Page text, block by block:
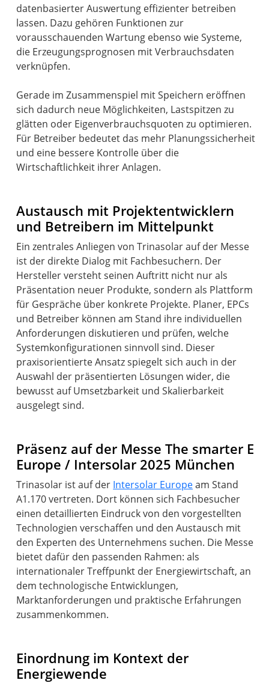
datenbasierter Auswertung effizienter betreiben
lassen. Dazu gehören Funktionen zur
vorausschauenden Wartung ebenso wie Systeme,
die Erzeugungsprognosen mit Verbrauchsdaten
verknüpfen.
Gerade im Zusammenspiel mit Speichern eröffnen
sich dadurch neue Möglichkeiten, Lastspitzen zu
glätten oder Eigenverbrauchsquoten zu optimieren.
Für Betreiber bedeutet das mehr Planungssicherheit
und eine bessere Kontrolle über die
Wirtschaftlichkeit ihrer Anlagen.
Austausch mit Projektentwicklern
und Betreibern im Mittelpunkt
Ein zentrales Anliegen von Trinasolar auf der Messe
ist der direkte Dialog mit Fachbesuchern. Der
Hersteller versteht seinen Auftritt nicht nur als
Präsentation neuer Produkte, sondern als Plattform
für Gespräche über konkrete Projekte. Planer, EPCs
und Betreiber können am Stand ihre individuellen
Anforderungen diskutieren und prüfen, welche
Systemkonfigurationen sinnvoll sind. Dieser
praxisorientierte Ansatz spiegelt sich auch in der
Auswahl der präsentierten Lösungen wider, die
bewusst auf Umsetzbarkeit und Skalierbarkeit
ausgelegt sind.
Präsenz auf der Messe The smarter E
Europe / Intersolar 2025 München
Trinasolar ist auf der Intersolar Europeam Stand
A1.170 vertreten. Dort können sich Fachbesucher
einen detaillierten Eindruck von den vorgestellten
Technologien verschaffen und den Austausch mit
den Experten des Unternehmens suchen. Die Messe
bietet dafür den passenden Rahmen: als
internationaler Treffpunkt der Energiewirtschaft, an
dem technologische Entwicklungen,
Marktanforderungen und praktische Erfahrungen
zusammenkommen.
Einordnung im Kontext der
Energiewende